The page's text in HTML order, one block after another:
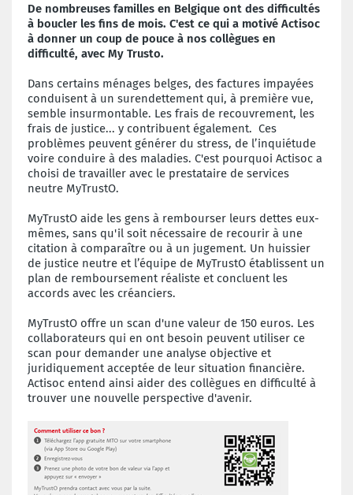
De nombreuses familles en Belgique ont des difficultés
à boucler les fins de mois. C'est ce qui a motivé Actisoc
à donner un coup de pouce à nos collègues en
difficulté, avec My Trusto.
Dans certains ménages belges, des factures impayées
conduisent à un surendettement qui, à première vue,
semble insurmontable. Les frais de recouvrement, les
frais de justice... y contribuent également. Ces
problèmes peuvent générer du stress, de l’inquiétude
voire conduire à des maladies. C'est pourquoi Actisoc a
choisi de travailler avec le prestataire de services
neutre MyTrustO.
MyTrustO aide les gens à rembourser leurs dettes eux-
mêmes, sans qu'il soit nécessaire de recourir à une
citation à comparaître ou à un jugement. Un huissier
de justice neutre et l’équipe de MyTrustO établissent un
plan de remboursement réaliste et concluent les
accords avec les créanciers.
MyTrustO offre un scan d'une valeur de 150 euros. Les
collaborateurs qui en ont besoin peuvent utiliser ce
scan pour demander une analyse objective et
juridiquement acceptée de leur situation financière.
Actisoc entend ainsi aider des collègues en difficulté à
trouver une nouvelle perspective d'avenir.